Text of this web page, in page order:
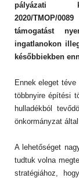
pályázati
2020/TMOP/
támogatást
ingatlanokon
későbbiekben
Ennek eleget
többnyire építési
hulladékból
önkormányzat
A lehetőséget
tudtuk volna
stratégiához,